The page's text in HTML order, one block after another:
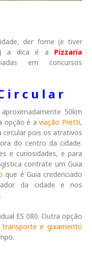
der fome (e tiver
a dica é a Pizzaria
em concursos
i r c u l a r
50km
opção é aviação Pretti,
circular pois os atrativos
do centro da cidade.
e curiosidades, e para
contrate um Guia
que é Guia credenciado
da cidade e nos
ES 080. Outra opção
transporte e guiamento